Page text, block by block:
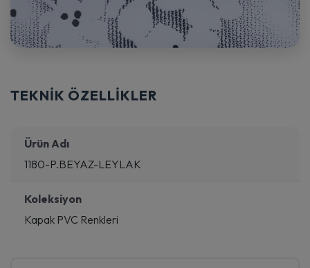
TEKNİK ÖZELLİKLER
Ürün Adı
1180-P.BEYAZ-LEYLAK
Koleksiyon
Kapak PVC Renkleri